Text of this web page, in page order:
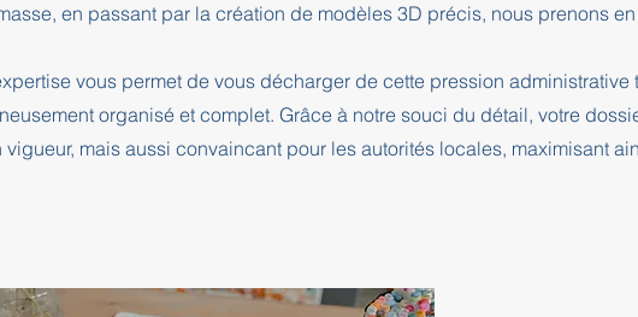
en passant par la création de modèles 3D précis, nous prenons
vous permet de vous décharger de cette pression
organisé et complet. Grâce à notre souci du détail, votre
vigueur, mais aussi convaincant pour les autorités locales, maximisant